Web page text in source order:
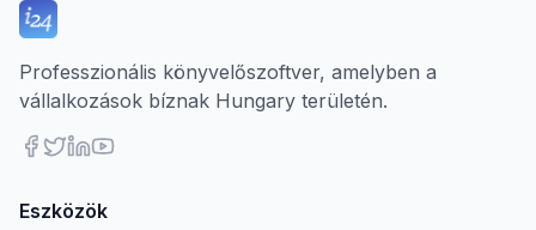
Professzionális könyvelőszoftver, amelyben a
vállalkozások bíznak Hungary területén.
Eszközök